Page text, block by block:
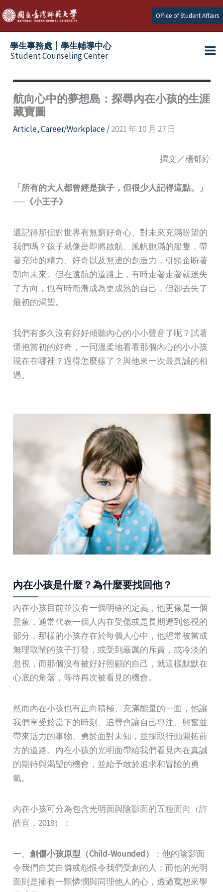
Skip
to
content
Office of Student Affairs
學生事務處┆學生輔導中心
Student Counseling Center
航向心中的夢想島：探尋內在小孩的生涯
藏寶圖
Article,Career/Workplace/2021 年 10 月 27 日
撰文／楊郁婷
「所有的大人都曾經是孩子，但很少人記得這點。」
──《小王子》
還記得那個對世界有無窮好奇心、對未來充滿盼望的
我們嗎？孩子就像是即將啟航、風帆飽滿的船隻，帶
著充沛的精力、好奇以及無邊的創造力，引頸企盼著
朝向未來。但在遠航的道路上，有時走著走著就迷失
了方向，也有時漸漸成為更成熟的自己，但卻丟失了
最初的渴望。
我們有多久沒有好好傾聽內心的小小聲音了呢？試著
懷抱當初的好奇，一同溫柔地看看那個內心的小小孩
現在在哪裡？過得怎麼樣了？與他來一次最真誠的相
遇。
內在小孩是什麼？為什麼要找回他？
內在小孩目前並沒有一個明確的定義，他更像是一個
意象，通常代表一個人內在受傷或是長期遭到忽視的
部分，那樣的小孩存在於每個人心中，他經常被當成
無理取鬧的孩子打發，或受到嚴厲的斥責，或冷淡的
忽視，而那個沒有被好好照顧的自己，就這樣默默在
心底的角落，等待再次被看見的機會。
然而內在小孩也有正向積極、充滿能量的一面，他讓
我們享受於當下的時刻、追尋會讓自己專注、興奮並
帶來活力的事物、勇於面對未知，並採取行動開拓前
方的道路。內在小孩的光明面帶給我們看見內在真誠
的期待與渴望的機會，並給予敢於追求和冒險的勇
氣。
內在小孩可分為包含光明面與陰影面的五種面向（許
皓宜，2018）：
一、 創傷小孩原型（Child-Wounded）
：他的陰影面
令我們自艾自憐或怨恨令我們受創的人；而他的光明
面則是擁有一顆憐憫與同理他人的心，透過寬恕來學